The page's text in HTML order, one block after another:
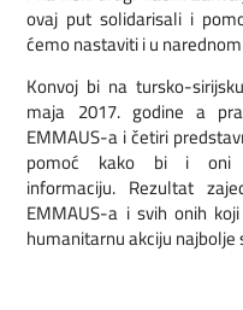
ovaj put solidarisali i
ćemo nastaviti i u
Konvoj bi na tursko-
maja 2017. godine a
EMMAUS-a i četiri
pomoć kako bi i oni
informaciju. Rezultat
EMMAUS-a i svih onih
humanitarnu akciju najbolje